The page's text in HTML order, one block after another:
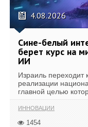
4.08.2026
Сине-белый
берет курс на
ИИ
Израиль переходит
реализации
главной целью
ИННОВАЦИИ
1454